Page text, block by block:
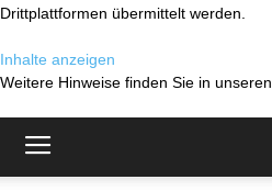
Drittplattformen übermittelt werden.
Inhalte anzeigen
Weitere Hinweise finden Sie in unseren